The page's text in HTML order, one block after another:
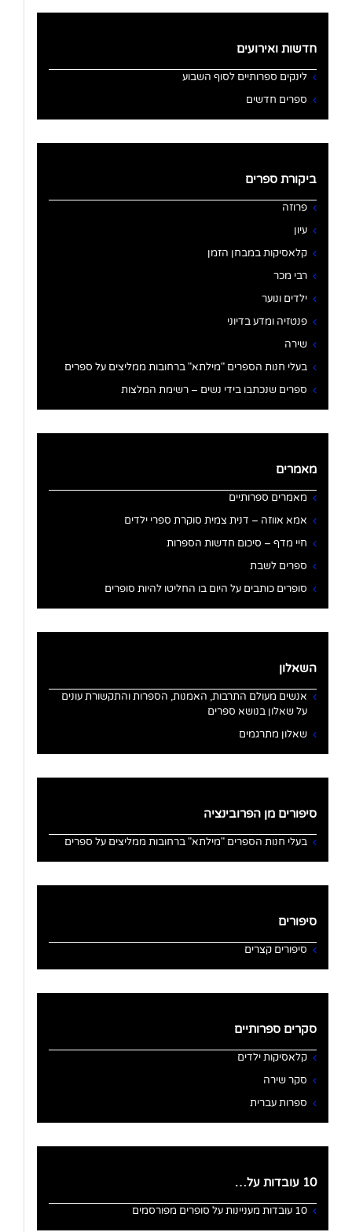
חדשות ואירועים
לינקים ספרותיים לסוף השבוע
ספרים חדשים
ביקורת ספרים
פרוזה
עיון
קלאסיקות במבחן הזמן
רבי מכר
ילדים ונוער
פנטזיה ומדע בדיוני
שירה
בעלי חנות הספרים "מילתא" ברחובות ממליצים על ספרים
ספרים שנכתבו בידי נשים – רשימת המלצות
מאמרים
מאמרים ספרותיים
אמא אווזה – דנית צמית סוקרת ספרי ילדים
חיי מדף – סיכום חדשות הספרות
ספרים לשבת
סופרים כותבים על היום בו החליטו להיות סופרים
השאלון
אנשים מעולם התרבות, האמנות, הספרות והתקשורת עונים
על שאלון בנושא ספרים
שאלון מתרגמים
סיפורים מן הפרובינציה
בעלי חנות הספרים "מילתא" ברחובות ממליצים על ספרים
סיפורים
סיפורים קצרים
סקרים ספרותיים
קלאסיקות ילדים
סקר שירה
ספרות עברית
10 עובדות על…
10 עובדות מעניינות על סופרים מפורסמים